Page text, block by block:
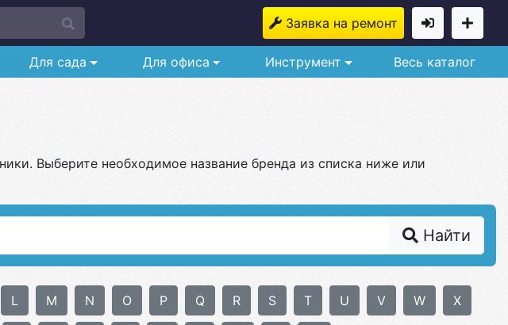
Заявка на ремонт
Для сада Для офиса Инструмент Весь каталог
Выберите необходимое название бренда из списка ниже или
Найти
L M N O P Q R S T U V W X